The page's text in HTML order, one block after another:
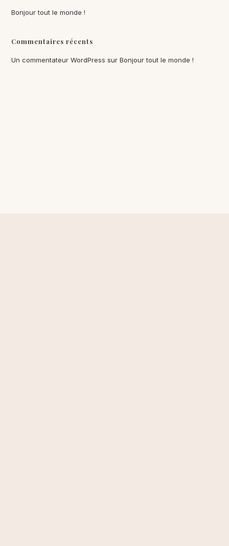
Bonjour tout le monde !
Commentaires récents
Un commentateur WordPress surBonjour tout le monde !